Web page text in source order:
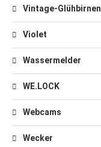
Vintage-Glühbirnen
Violet
Wassermelder
WE.LOCK
Webcams
Wecker